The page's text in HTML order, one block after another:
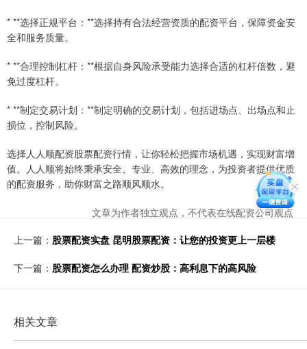
* **选择正规平台：**选择持有合法经营资质的配资平台，保障资金安
全和服务质量。
* **合理控制杠杆：**根据自身风险承受能力选择合适的杠杆倍数，避
免过度杠杆。
* **制定交易计划：**制定明确的交易计划，包括进场点、出场点和止
损位，控制风险。
选择人人顺配资股票配资行情，让你轻松把握市场机遇，实现财富增
值。人人顺将始终秉承安全、专业、高效的理念，为投资者提供优质
的配资服务，助你财富之路顺风顺水。
文章为作者独立观点，不代表在线配资公司观点
上一篇： 股票配资实盘 昆明股票配资：让您的投资更上一层楼
下一篇： 股票配资怎么办理 配资炒股：高利息下的高风险
相关文章